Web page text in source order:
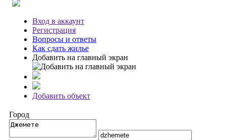
Вход в аккаунт
Регистрация
Вопросы и ответы
Как сдать жилье
Добавить на главный экран
Добавить объект
Город